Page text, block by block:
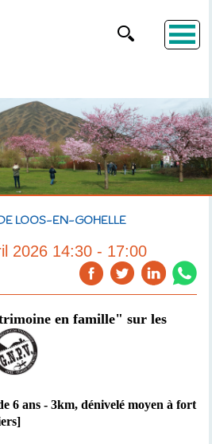
LOOS-EN-GOHELLE
2026 14:30 - 17:00
en famille" sur les
6 ans - 3km, dénivelé moyen à fort
]